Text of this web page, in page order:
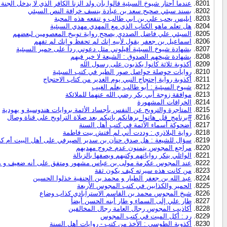
عندما أحتار شيوخ السبئية قالوا بأن ولد الزنا الكافر الذي لا يدخل
بسند سبئي صحيح سعد بن عبادة ينسف خرافة النص السبئي
ابليس يحب علي بن ابي طالب و تنفعه هذه المحبة
هل تعلم ماهو الكتاب الذي مع المهدي مهدي السبئية
السبئي علي فاضل الصددي يصحح رواية توبيخ المعصومين لبعضهم
اسماعيل بن جعفر يقول لأبيه إنك لم تحفظ و إنك لم تفهم
بشهادة شيوخ السبئية أقيلوني مثل دعوني رداً على حمير السبئية
بشهادة شيخهم الصدوق : الشيعة لا خير فيهم
أكذوبة ثلاثة كانوا يكذبون على رسول الله
روايات حوصلة حواصل صور الطير في كتب السبئية
أكذوبة رواية إحتجاج النبي يوم الغدير من كتاب الاحتجاج
شيوخ السبئية : أبو طالب يعلم الغيب
موافقة زوجة أبي بكر رضي الله عنهما للملائكة
الخرافات المشهورة
المتاجرة والترويح عن النفس بأجساد الأئمة بروايات هندوسية و يهودية
#برنامج_قل_هاتوا_برهانكم ياتيكم بعد صلاة التراويح على قناة وصال
أضحوكة أسماء الأئمة في كتب أهل السنة
رواية البلاذري : وددت أني لم أفتش بيت فاطمة
سؤال للشيعة : هل صدق حنان بن سدير الصيرفي على أهل البيت أم
مراجع المجوس يتمنون عدم خروج مهديهم
الوائلي ينكر رواياتهم وكتبهم ويصفها بالزبالة
عند المجوس عكرمة مولى بن عباس مشهور ومتفق على أنه ضعيف و
من كانت هذه سيرته كيف يكون ثقة
عبد الله بن جعفر الطيار و محمد بن الحنفية خذلوا الحسين
الحمير والكذابين في كتب المجوس الأربعة
شيخ المجوس محمد بن القاسم الاسترابادي كذاب وضاع
طار علي إلى السماء و طار أبنه الحسن أيضاً
أكاذيب المجوس رجال العامة رجال المخالفين
رد : أكل الميت في كتب المجوس
أكذوبة الطوسي : الأخذ من كتب - روايات أهل السنة